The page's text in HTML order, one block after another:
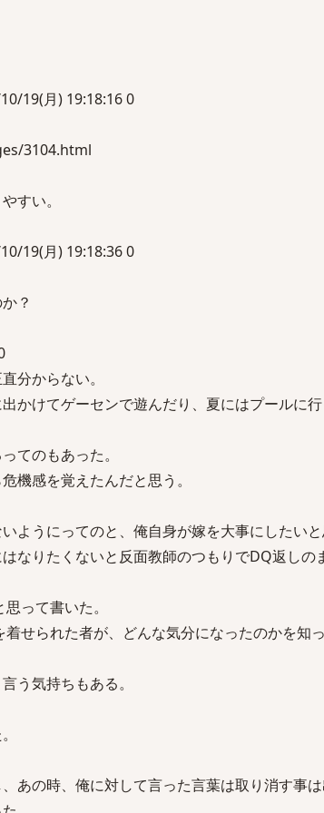
19(月) 19:18:16 0
3104.html
すい。
19(月) 19:18:36 0
？
分からない。
かけてゲーセンで遊んだり、夏にはプールに
てのもあった。
機感を覚えたんだと思う。
ようにってのと、俺自身が嫁を大事にしたい
なりたくないと反面教師のつもりでDQ返しの
って書いた。
せられた者が、どんな気分になったのかを知
う気持ちもある。
あの時、俺に対して言った言葉は取り消す事は